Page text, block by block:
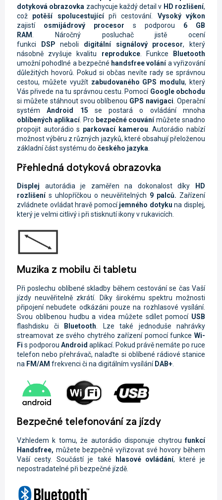
dotyková obrazovka zachycuje každý detail v HD rozlišení,
což potěší spolucestujícípři cestování. Vysoký výkon
zajistí osmijádrový procesor s podporou 6 GB
RAM
. Náročný posluchač jistě ocení
funkci
DSP neboli digitální signálový procesor, který
násobně zvyšuje kvalitu reprodukce. Funkce
Bluetooth
umožní pohodlné a bezpečné handsfree volánía vyřizování
důležitých hovorů. Pokud si občas nevíte rady se správnou
cestou, můžete využít zabudovaného GPS modulu, který
Vás přivede na tu správnou cestu. PomocíGoogle obchodu
si můžete stáhnout svou oblíbenou GPS navigaci . Operační
systémAndroid 15 se postará o ovládání mnoha
oblíbených aplikací. Pro bezpečné couvánímůžete snadno
propojit autorádio s parkovací kamerou . Autorádio nabízí
možnost výběru z různých jazyků, které obsahují přeloženou
základní část systému do českého jazyka
Přehledná dotyková obrazovka
Displej autorádia je zaměřen na dokonalost díky
HD
rozlišenís uhlopříčkou o neuvěřitelných 9 palců. Zařízení
zvládnete ovládat hravě pomocíjemného dotyku na displej,
který je velmi citlivý i při stisknutí ikony v rukavicích.
Muzika z mobilu či tabletu
Při poslechu oblíbené skladby během cestování se čas Vaší
jízdy neuvěřitelně zkrátí. Díky širokému spektru možnosti
připojení nebudete odkázáni pouze na rozhlasové vysílání.
Svou oblíbenou hudbu a videa můžete sdílet pomocí USB
flashdisku či Bluetooth . Lze také jednoduše nahrávky
streamovat ze svého chytrého zařízení pomocí funkce Wi-
Fi s podporou Android aplikací. Pokud právě nemáte po ruce
telefon nebo přehrávač, nalaďte si oblíbené rádiové stanice
na FM/AM frekvenci či na digitálním vysíláníDAB+
Bezpečné telefonování za jízdy
Vzhledem k tomu, že autorádio disponuje chytroufunkcí
Handsfree, můžete bezpečně vyřizovat své hovory během
Vaší cesty. Součástí je také hlasové ovládání, které je
nepostradatelné při bezpečné jízdě.